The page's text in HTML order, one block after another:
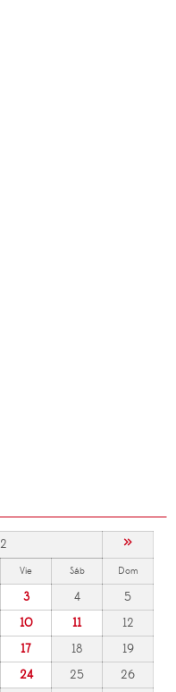
»
Vie Sáb Dom
3 4
5
10 11
12
17 18
19
24 25
26